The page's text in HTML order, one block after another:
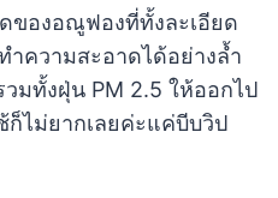
ของอณูฟองที่ทั้งละเอียด
ำความสะอาดได้อย่างล้ำ
มทั้งฝุ่น PM 2.5 ให้ออกไป
ไม่ยากเลยค่ะแค่บีบวิป